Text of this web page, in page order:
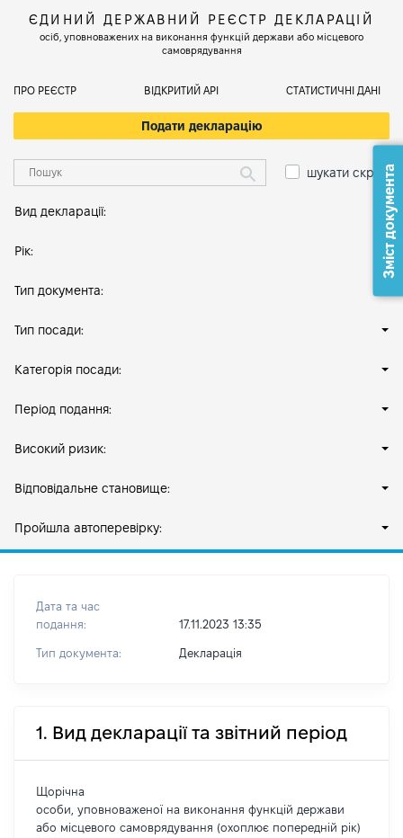
ЄДИНИЙ ДЕРЖАВНИЙ РЕЄСТР ДЕКЛАРАЦІЙ
осіб, уповноважених на виконання функцій держави або місцевого
самоврядування
ПРО РЕЄСТР ВІДКРИТИЙ АРІ СТАТИСТИЧНІ ДАНІ
Подати декларацію
шукати скрізь
Вид декларації:
Рік:
Тип документа:
Тип посади:
Категорія посади:
Період подання:
Високий ризик:
Відповідальне становище:
Пройшла автоперевірку:
Дата та час
подання:
17.11.2023 13:35
Тип документа: Декларація
1. Вид декларації та звітний період
Щорічна
особи, уповноваженої на виконання функцій держави
або місцевого самоврядування (охоплює попередній рік)
Зміст документа